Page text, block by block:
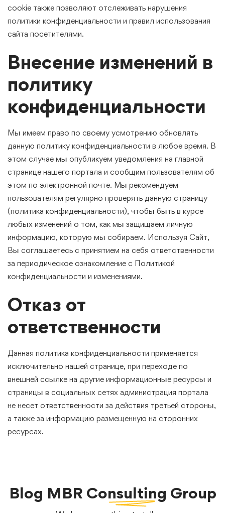
cookie также позволяют отслеживать нарушения
политики конфиденциальности и правил использования
сайта посетителями.
Внесение изменений в
политику
конфиденциальности
Мы имеем право по своему усмотрению обновлять
данную политику конфиденциальности в любое время. В
этом случае мы опубликуем уведомления на главной
странице нашего портала и сообщим пользователям об
этом по электронной почте. Мы рекомендуем
пользователям регулярно проверять данную страницу
(политика конфиденциальности), чтобы быть в курсе
любых изменений о том, как мы защищаем личную
информацию, которую мы собираем. Используя Сайт,
Вы соглашаетесь с принятием на себя ответственности
за периодическое ознакомление с Политикой
конфиденциальности и изменениями.
Отказ от
ответственности
Данная политика конфиденциальности применяется
исключительно нашей странице, при переходе по
внешней ссылке на другие информационные ресурсы и
страницы в социальных сетях администрация портала
не несет ответственности за действия третьей стороны,
а также за информацию размещенную на сторонних
ресурсах.
Blog MBR Consulting Group